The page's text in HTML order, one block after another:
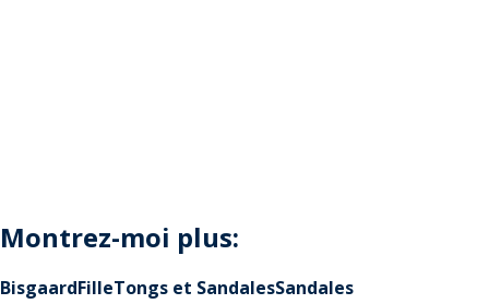
Montrez-moi plus:
BisgaardFilleTongs et SandalesSandales